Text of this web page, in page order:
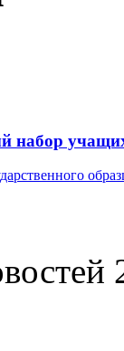
набор